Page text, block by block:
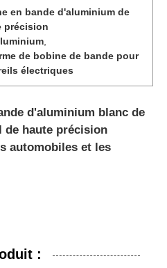
en bande d'aluminium de
précision
de bobine de bande pour
électriques
d'aluminium blanc de
de haute précision
automobiles et les
: